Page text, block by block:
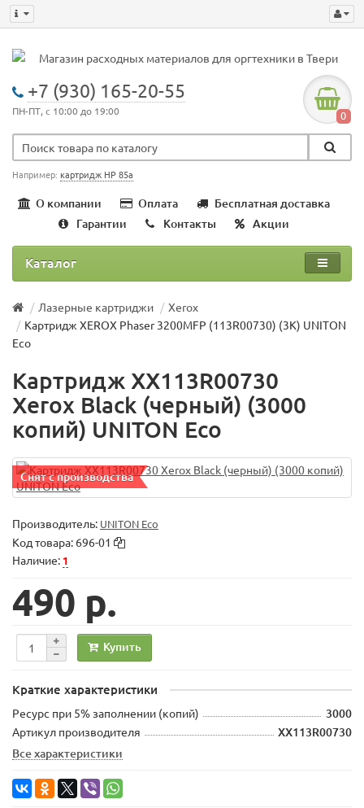
+7 (930) 165-20-55
ПН-ПТ, с 10:00 до 19:00 0
Например: картридж HP 85a
О компании Оплата
Бесплатная доставка
Гарантии
Контакты Акции
Каталог
Лазерные картриджи
Xerox
Картридж XEROX Phaser 3200MFP (113R00730) (3K) UNITON
Eco
Картридж XX113R00730
Xerox Black (черный) (3000
копий) UNITON Eco
Снят с производства
Производитель: UNITON Eco
Код товара: 696-01
Наличие: 1
490 р.
Купить
Краткие характеристики
Ресурс при 5% заполнении (копий) 3000
Артикул производителя
XX113R00730
Все характеристики